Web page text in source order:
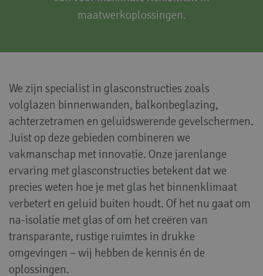
maatwerkoplossingen.
We zijn specialist in glasconstructies zoals
volglazen binnenwanden, balkonbeglazing,
achterzetramen en geluidswerende gevelschermen.
Juist op deze gebieden combineren we
vakmanschap met innovatie. Onze jarenlange
ervaring met glasconstructies betekent dat we
precies weten hoe je met glas het binnenklimaat
verbetert en geluid buiten houdt. Of het nu gaat om
na-isolatie met glas of om het creëren van
transparante, rustige ruimtes in drukke
omgevingen – wij hebben de kennis én de
oplossingen.